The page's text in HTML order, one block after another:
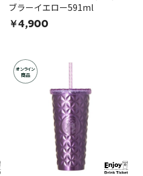
ブラーイエロー591ml
￥4,900
オンライン
商品